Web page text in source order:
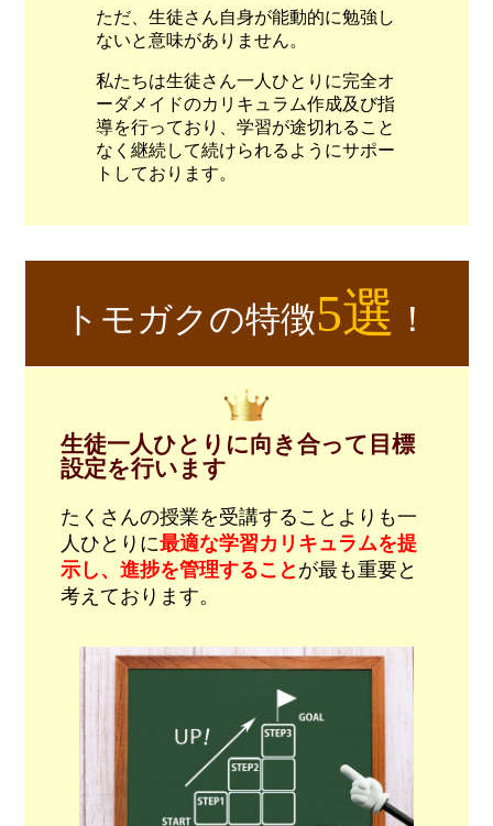
ただ、生徒さん自身が能動的に勉強し
ないと意味がありません。
私たちは生徒さん一人ひとりに完全オ
ーダメイドのカリキュラム作成及び指
導を行っており、学習が途切れること
なく継続して続けられるようにサポー
トしております。
トモガクの特徴5選 ！
生徒一人ひとりに向き合って目標
設定を行います
たくさんの授業を受講することよりも一
人ひとりに最適な学習カリキュラムを提
示し、進捗を管理すること が最も重要と
考えております。